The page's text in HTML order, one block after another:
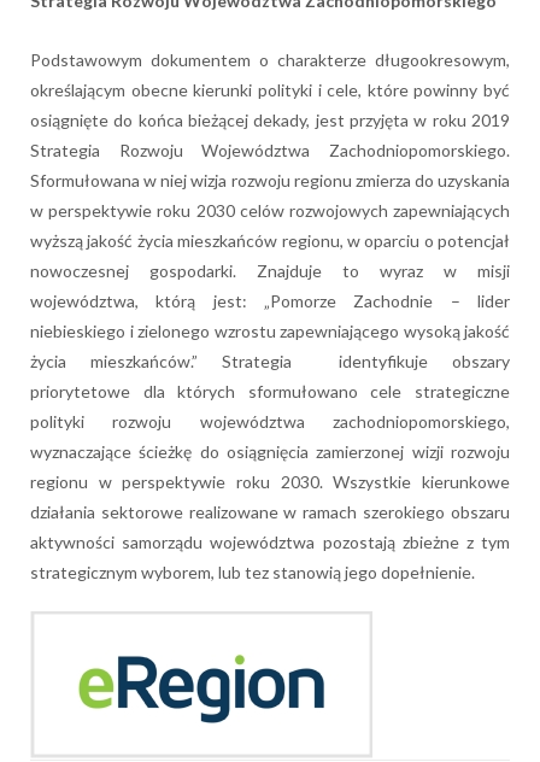
Podstawowym dokumentem o charakterze długookresowym,
określającym obecne kierunki polityki i cele, które powinny być
osiągnięte do końca bieżącej dekady, jest przyjęta w roku 2019
Strategia Rozwoju Województwa Zachodniopomorskiego.
Sformułowana w niej wizja rozwoju regionu zmierza do uzyskania
w perspektywie roku 2030 celów rozwojowych zapewniających
wyższą jakość życia mieszkańców regionu, w oparciu o potencjał
nowoczesnej gospodarki. Znajduje to wyraz w misji
województwa, którą jest: „Pomorze Zachodnie – lider
niebieskiego i zielonego wzrostu zapewniającego wysoką jakość
życia mieszkańców.” Strategia identyfikuje obszary
priorytetowe dla których sformułowano cele strategiczne
polityki rozwoju województwa zachodniopomorskiego,
wyznaczające ścieżkę do osiągnięcia zamierzonej wizji rozwoju
regionu w perspektywie roku 2030. Wszystkie kierunkowe
działania sektorowe realizowane w ramach szerokiego obszaru
aktywności samorządu województwa pozostają zbieżne z tym
strategicznym wyborem, lub tez stanowią jego dopełnienie.